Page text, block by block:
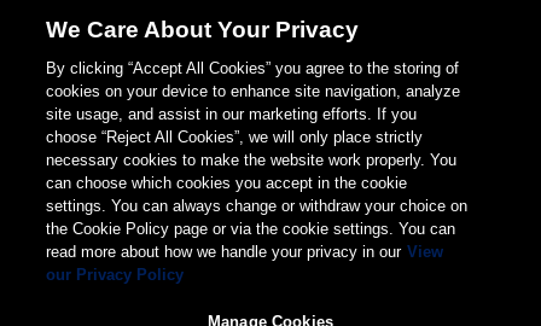
© 2026 Weita AG
We Care About Your Privacy
By clicking “Accept All Cookies” you agree to the storing of
cookies on your device to enhance site navigation, analyze
site usage, and assist in our marketing efforts. If you
choose “Reject All Cookies”, we will only place strictly
necessary cookies to make the website work properly. You
can choose which cookies you accept in the cookie
settings. You can always change or withdraw your choice on
the Cookie Policy page or via the cookie settings. You can
read more about how we handle your privacy in our View
our Privacy Policy
Manage Cookies